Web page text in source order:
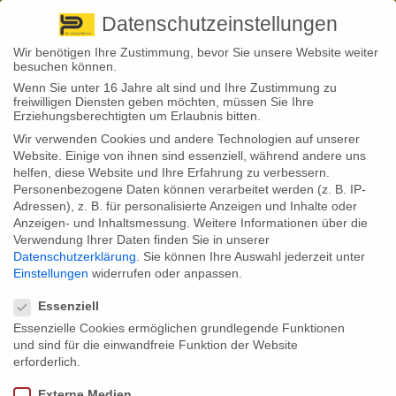
+ 49 3501 528571 |
Back to News
02
Aug.
Stephan Fröhlich
Wann bin ich
‚unterversichert‘?
zeigten nicht zuletzt die Unwetter-Katastrophen in weiten
Teilen Deutschlands. Ein Wort, das in diesem
Zusammenhang mitunter zu hören war, lautet:
Datenschutzeinstellungen
Wir benötigen Ihre Zustimmung, bevor Sie unsere Website weiter
besuchen können.
Wenn Sie unter 16 Jahre alt sind und Ihre Zustimmung zu
freiwilligen Diensten geben möchten, müssen Sie Ihre
Erziehungsberechtigten um Erlaubnis bitten.
Wir verwenden Cookies und andere Technologien auf unserer
Website. Einige von ihnen sind essenziell, während andere uns
helfen, diese Website und Ihre Erfahrung zu verbessern.
Personenbezogene Daten können verarbeitet werden (z. B. IP-
Adressen), z. B. für personalisierte Anzeigen und Inhalte oder
Anzeigen- und Inhaltsmessung. Weitere Informationen über die
Verwendung Ihrer Daten finden Sie in unserer
Datenschutzerklärung
Sie können Ihre Auswahl jederzeit unter
Einstellungen widerrufen oder anpassen.
Essenziell
Essenzielle Cookies ermöglichen grundlegende Funktionen
und sind für die einwandfreie Funktion der Website
erforderlich.